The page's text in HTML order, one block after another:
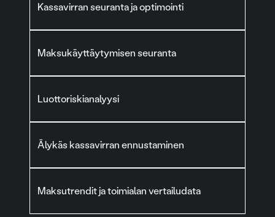
Kassavirran seuranta ja optimointi
Maksukäyttäytymisen seuranta
Luottoriskianalyysi
Älykäs kassavirran ennustaminen
Maksutrendit ja toimialan vertailudata